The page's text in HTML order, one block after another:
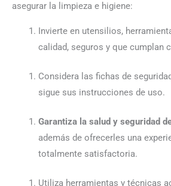
asegurar la limpieza e higiene:
Invierte en utensilios,
calidad, seguros y que cumplan
Considera las fichas de
sigue sus instrucciones de uso.
Garantiza la salud y seguridad
además de ofrecerles una
totalmente satisfactoria.
Utiliza herramientas y técnicas